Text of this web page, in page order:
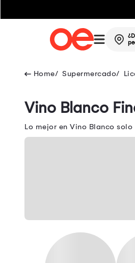
Supermercado
Vino Blanco
Lo mejor en Vino Blanco solo